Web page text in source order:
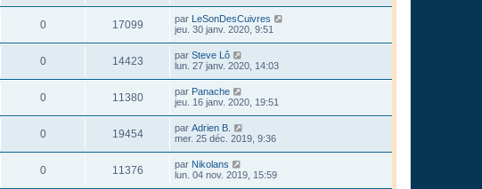
0 17099 par
LeSonDesCuivres
jeu. 30 janv. 2020, 9:51
0 14423 par Steve Lô
lun. 27 janv. 2020, 14:03
0 11380 par Panache
jeu. 16 janv. 2020, 19:51
0 19454 par Adrien B.
mer. 25 déc. 2019, 9:36
0 11376 par Nikolans
lun. 04 nov. 2019, 15:59